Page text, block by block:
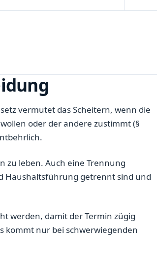
vermutet das Scheitern, wenn die
oder der andere zustimmt (§
zu leben. Auch eine Trennung
Haushaltsführung getrennt sind und
werden, damit der Termin zügig
kommt nur bei schwerwiegenden